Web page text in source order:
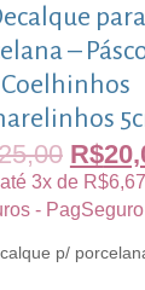
para
–
Coelhinhos
R$
3x de R$6,67
- PagSeguro
p/